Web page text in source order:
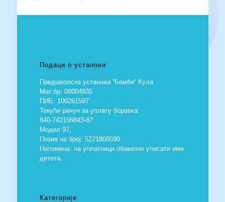
Подаци о установи
Предшколска установа “Бамби“ Кула
Мат.бр. 08004935
ПИБ: 100261597
Текући рачун за уплату боравка:
840-742156843-87
Модел 97,
Позив на број: 5221808590
Напомена: на уплатници обавезно уписати име
детета.
Категорије